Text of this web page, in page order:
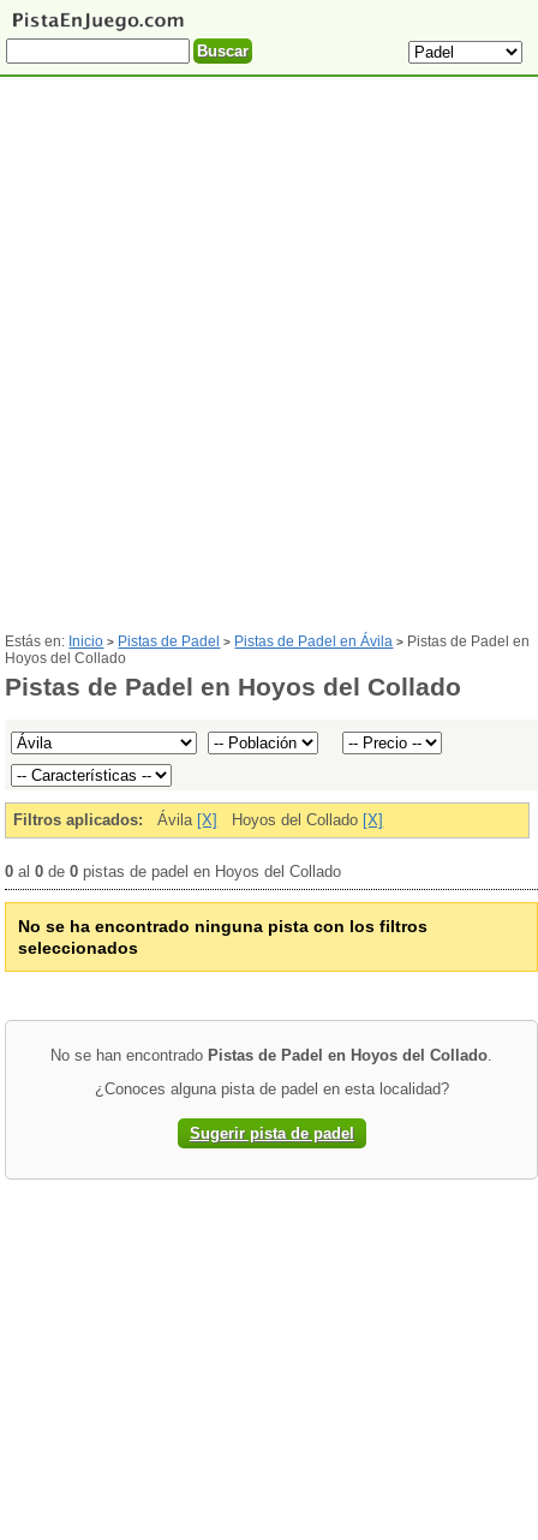
Estás en: Inicio > Pistas de Padel > Pistas de Padel en Ávila > Pistas de Padel en
Hoyos del Collado
Pistas de Padel en Hoyos del Collado
Filtros aplicados: Ávila [X] Hoyos del Collado [X]
0 al0 de0 pistas de padel en Hoyos del Collado
No se ha encontrado ninguna pista con los filtros
seleccionados
No se han encontrado Pistas de Padel en Hoyos del Collado.
¿Conoces alguna pista de padel en esta localidad?
Sugerir pista de padel